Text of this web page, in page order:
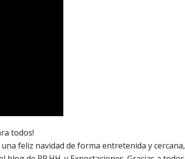
todos!
feliz navidad de forma entretenida y cercana,